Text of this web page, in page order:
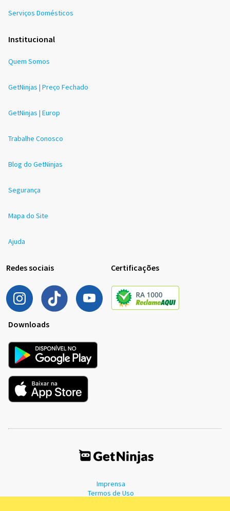
Serviços Domésticos
Institucional
Quem Somos
GetNinjas | Preço Fechado
GetNinjas | Europ
Trabalhe Conosco
Blog do GetNinjas
Segurança
Mapa do Site
Ajuda
Redes sociais Certificações
Downloads
Imprensa
Termos de Uso